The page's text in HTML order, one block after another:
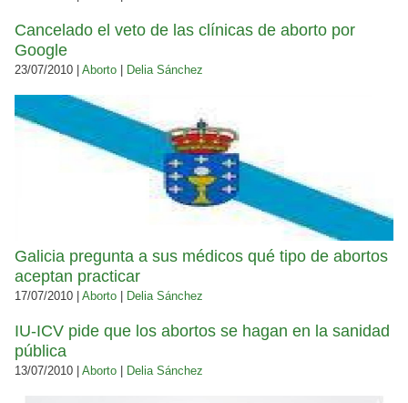
Cancelado el veto de las clínicas de aborto por
Google
23/07/2010 | Aborto Delia Sánchez
Galicia pregunta a sus médicos qué tipo de abortos
aceptan practicar
17/07/2010 | Aborto Delia Sánchez
IU-ICV pide que los abortos se hagan en la sanidad
pública
13/07/2010 | Aborto Delia Sánchez